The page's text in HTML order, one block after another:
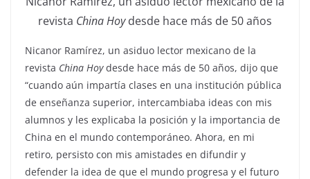
revista China Hoydesde hace más de 50 años
Nicanor Ramírez, un asiduo lector mexicano de la
revista China Hoydesde hace más de 50 años, dijo que
“cuando aún impartía clases en una institución pública
de enseñanza superior, intercambiaba ideas con mis
alumnos y les explicaba la posición y la importancia de
China en el mundo contemporáneo. Ahora, en mi
retiro, persisto con mis amistades en difundir y
defender la idea de que el mundo progresa y el futuro